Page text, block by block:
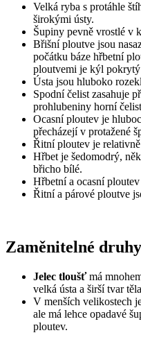
Velká ryba s protáhle
širokými ústy.
Šupiny pevně vrostlé v
Břišní ploutve jsou
počátku báze hřbetní
ploutvemi je kýl
Ústa jsou hluboko
Spodní čelist zasahuje
prohlubeniny horní
Ocasní ploutev je
přecházejí v protažené
Řitní ploutev je
Hřbet je šedomodrý,
břicho bílé.
Hřbetní a ocasní
Řitní a párové ploutve
Zaměnitelné druhy
Jelec tloušťmá
velká ústa a širší tvar
V menších velikostech
ale má lehce opadavé
ploutev.